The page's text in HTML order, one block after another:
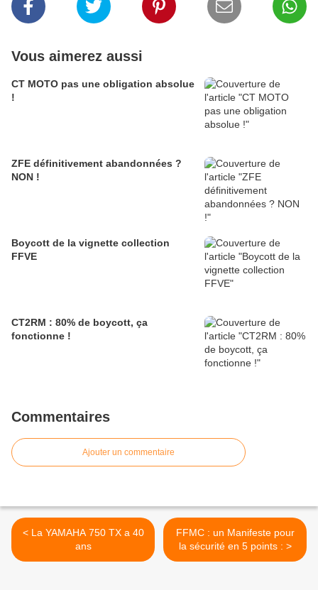
Vous aimerez aussi
CT MOTO pas une obligation absolue
!
ZFE définitivement abandonnées ?
NON !
Boycott de la vignette collection
FFVE
CT2RM : 80% de boycott, ça
fonctionne !
Commentaires
Ajouter un commentaire
< La YAMAHA 750 TX a 40
ans
FFMC : un Manifeste pour
la sécurité en 5 points : >